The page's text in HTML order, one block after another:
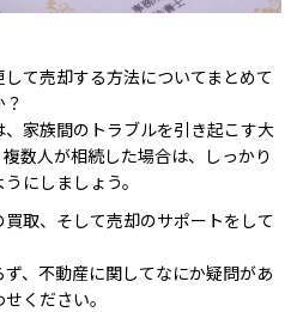
て売却する方法についてまとめて
家族間のトラブルを引き起こす大
数人が相続した場合は、しっかり
にしましょう。
取、そして売却のサポートをして
、不動産に関してなにか疑問があ
ください。